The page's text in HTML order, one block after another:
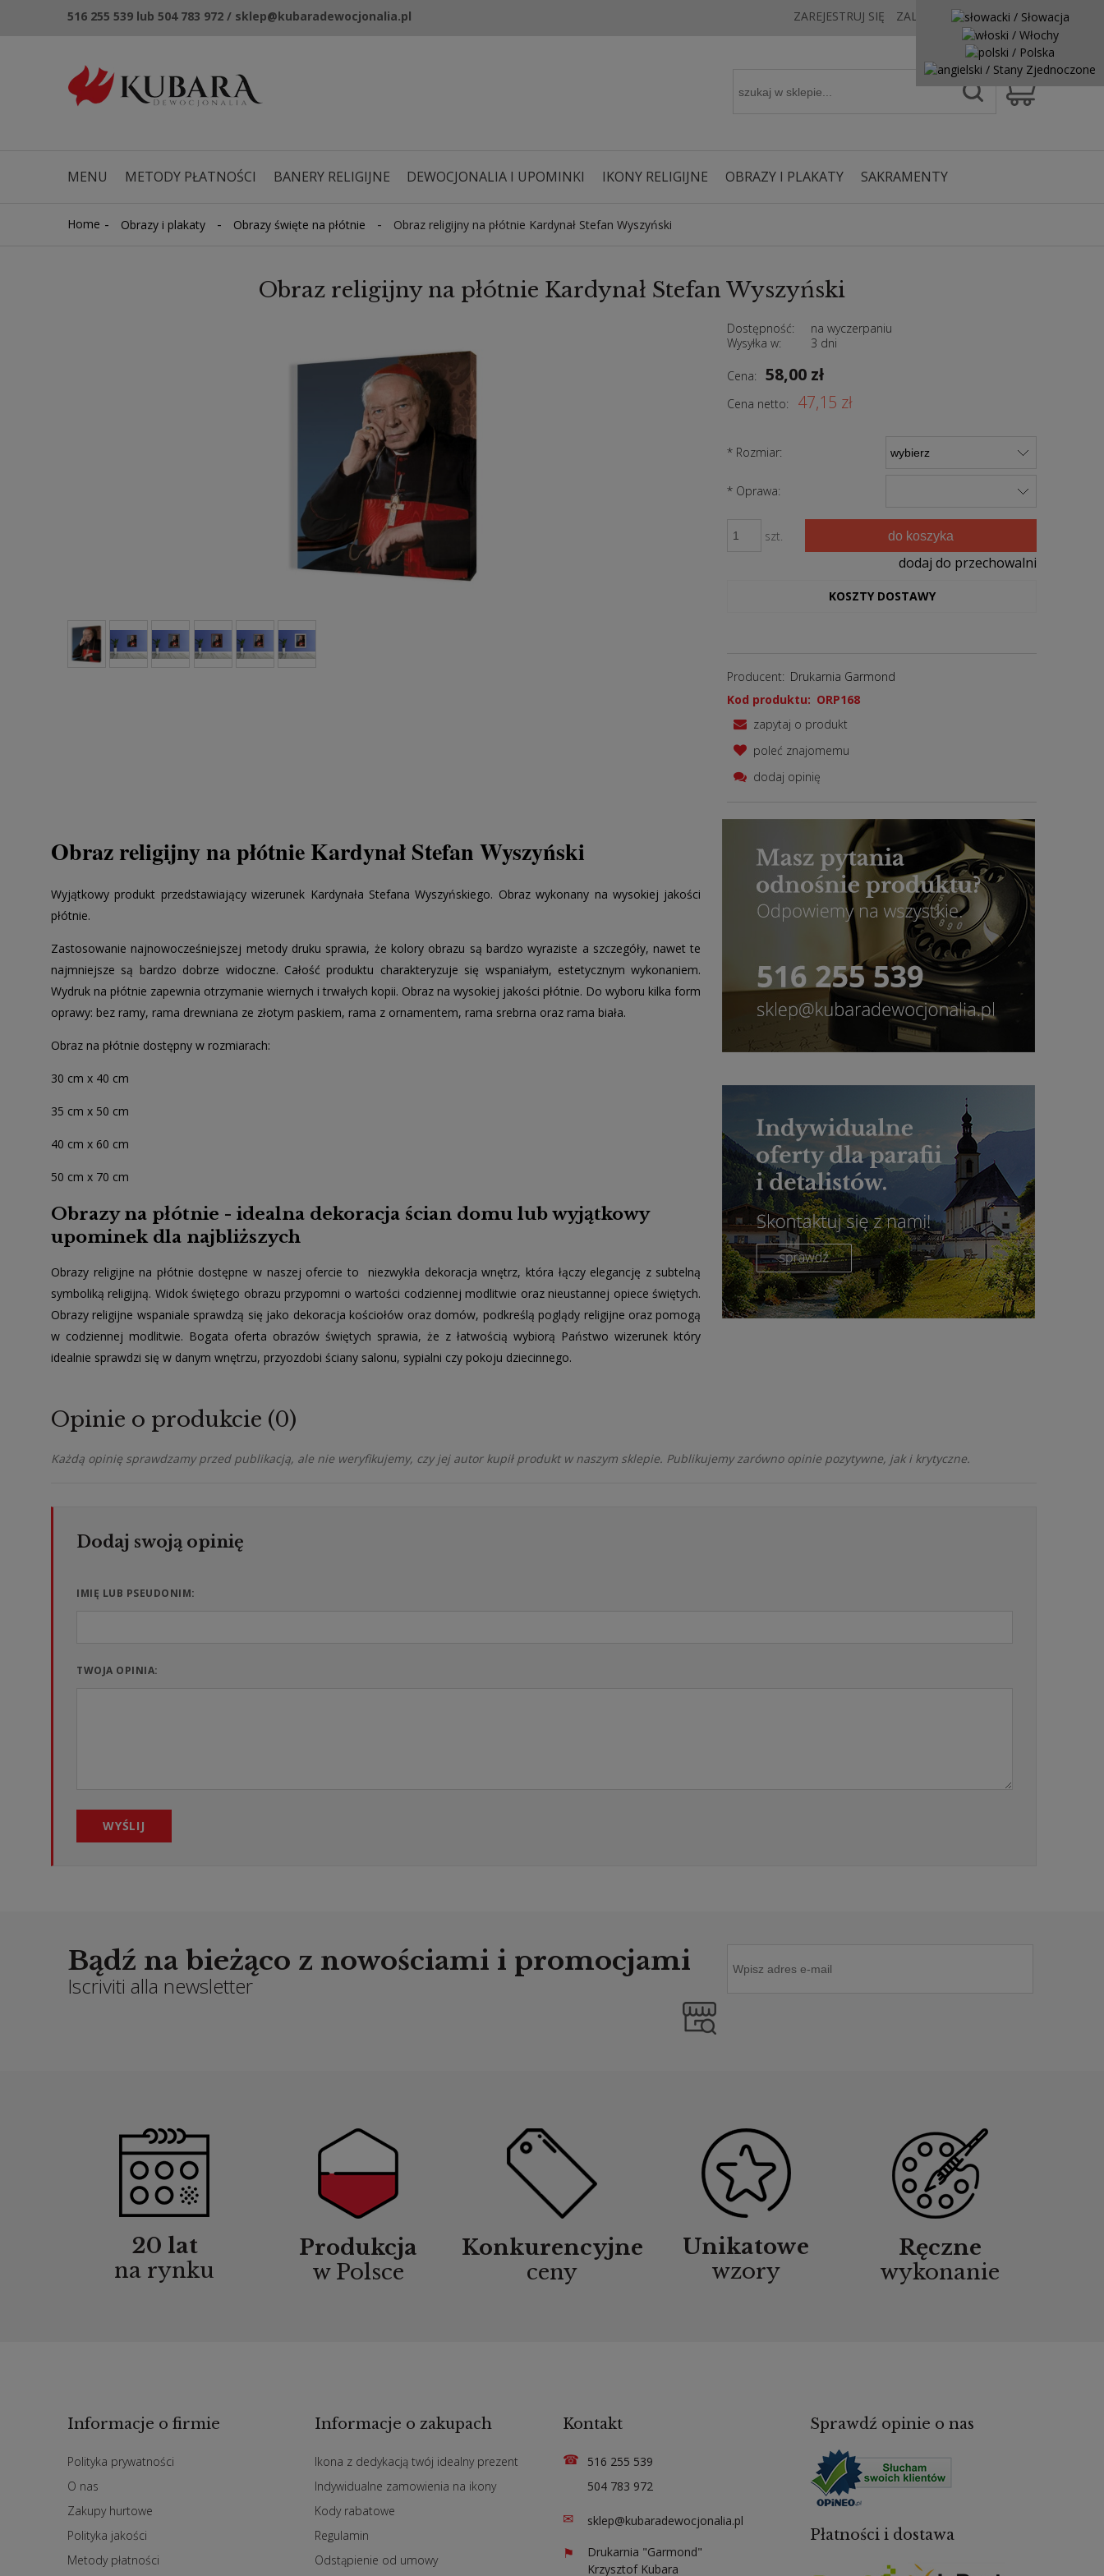
516 255 539 lub 504 783 972 / sklep@kubaradewocjonalia.pl ZAREJESTRUJ SIĘ ZALOGUJ SIĘ KONTAKT
MENU METODY PŁATNOŚCI BANERY RELIGIJNE DEWOCJONALIA I UPOMINKI IKONY RELIGIJNE OBRAZY I PLAKATY
SAKRAMENTY
Home - Obrazy i plakaty - Obrazy święte na płótnie - Obraz religijny na płótnie Kardynał Stefan Wyszyński
Obraz religijny na płótnie Kardynał Stefan Wyszyński
Dostępność:
na wyczerpaniu
Wysyłka w:
3 dni
Cena: 58,00 zł
Cena netto: 47,15 zł
* Rozmiar:
* Oprawa:
szt. do koszyka
dodaj do przechowalni
KOSZTY DOSTAWY
Producent: Drukarnia Garmond
Kod produktu: ORP168
zapytaj o produkt
poleć znajomemu
dodaj opinię
Obraz religijny na płótnie Kardynał Stefan Wyszyński
Wyjątkowy produkt przedstawiający wizerunek Kardynała Stefana Wyszyńskiego. Obraz wykonany na wysokiej jakości
płótnie.
Zastosowanie najnowocześniejszej metody druku sprawia, że kolory obrazu są bardzo wyraziste a szczegóły, nawet te
najmniejsze są bardzo dobrze widoczne. Całość produktu charakteryzuje się wspaniałym, estetycznym wykonaniem.
Wydruk na płótnie zapewnia otrzymanie wiernych i trwałych kopii. Obraz na wysokiej jakości płótnie. Do wyboru kilka form
oprawy: bez ramy, rama drewniana ze złotym paskiem, rama z ornamentem, rama srebrna oraz rama biała.
Obraz na płótnie dostępny w rozmiarach:
30 cm x 40 cm
35 cm x 50 cm
40 cm x 60 cm
50 cm x 70 cm
Obrazy na płótnie - idealna dekoracja ścian domu lub wyjątkowy
upominek dla najbliższych
Obrazy religijne na płótnie dostępne w naszej ofercie to niezwykła dekoracja wnętrz, która łączy elegancję z subtelną
symboliką religijną. Widok świętego obrazu przypomni o wartości codziennej modlitwie oraz nieustannej opiece świętych.
Obrazy religijne wspaniale sprawdzą się jako dekoracja kościołów oraz domów, podkreślą poglądy religijne oraz pomogą
w codziennej modlitwie. Bogata oferta obrazów świętych sprawia, że z łatwością wybiorą Państwo wizerunek który
idealnie sprawdzi się w danym wnętrzu, przyozdobi ściany salonu, sypialni czy pokoju dziecinnego.
Opinie o produkcie (0)
Każdą opinię sprawdzamy przed publikacją, ale nie weryfikujemy, czy jej autor kupił produkt w naszym sklepie. Publikujemy zarówno opinie pozytywne, jak i krytyczne.
IMIĘ LUB PSEUDONIM:
TWOJA OPINIA:
WYŚLIJ
Bądź na bieżąco z nowościami i promocjami
Iscriviti alla newsletter
20 lat
na rynku
Produkcja
w Polsce
Konkurencyjne
ceny
Unikatowe
wzory
Ręczne
wykonanie
Informacje o firmie
Polityka prywatności
O nas
Zakupy hurtowe
Polityka jakości
Metody płatności
Informacje o zakupach
Ikona z dedykacją twój idealny prezent
Indywidualne zamowienia na ikony
Kody rabatowe
Regulamin
Odstąpienie od umowy
Kontakt
☎
516 255 539
504 783 972
✉ sklep@kubaradewocjonalia.pl
⚑
Drukarnia "Garmond"
Krzysztof Kubara
Sprawdź opinie o nas
Płatności i dostawa